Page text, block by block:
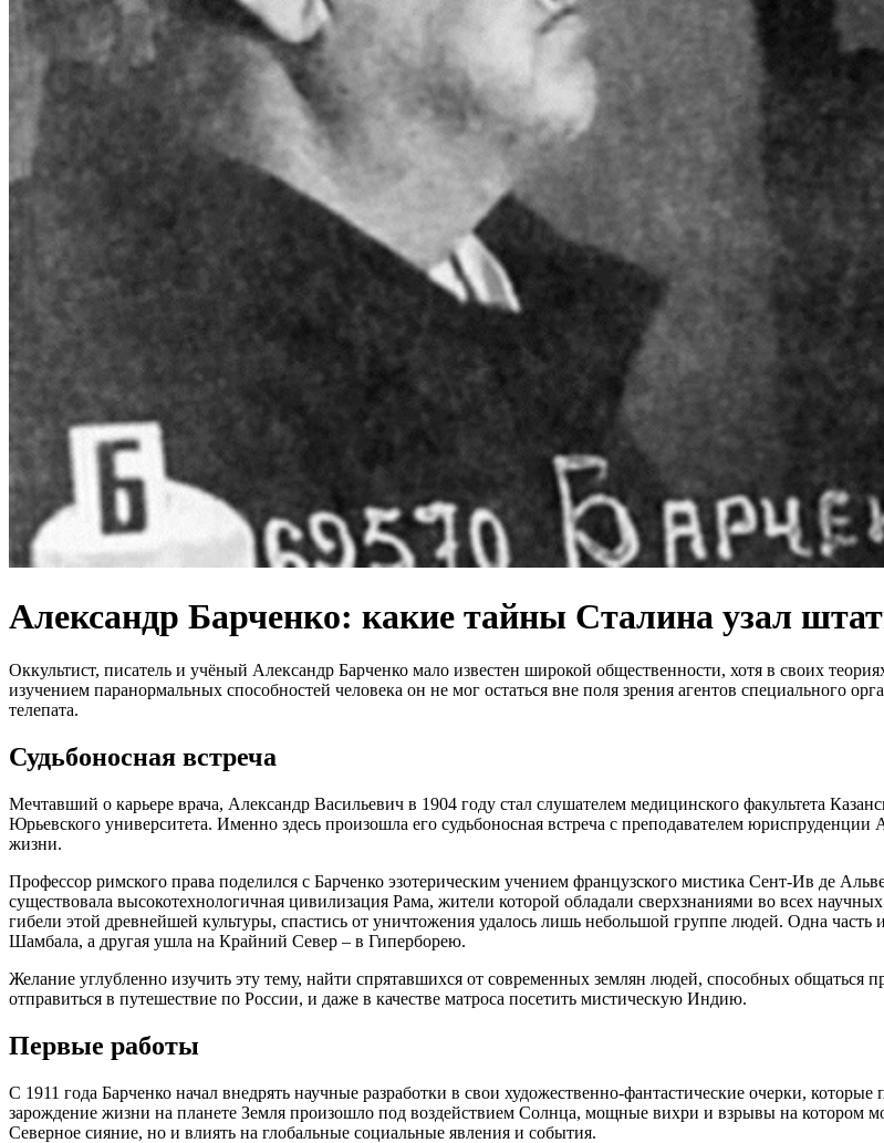
Александр Барченко: какие тайны Сталина узал
Оккультист, писатель и учёный Александр Барченко мало известен широкой общественности, хотя в своих
изучением паранормальных способностей человека он не мог остаться вне поля зрения агентов специального
телепата.
Судьбоносная встреча
Мечтавший о карьере врача, Александр Васильевич в 1904 году стал слушателем медицинского факультета
Юрьевского университета. Именно здесь произошла его судьбоносная встреча с преподавателем
жизни.
Профессор римского права поделился с Барченко эзотерическим учением французского мистика Сент-Ив де
существовала высокотехнологичная цивилизация Рама, жители которой обладали сверхзнаниями во всех
гибели этой древнейшей культуры, спастись от уничтожения удалось лишь небольшой группе людей. Одна часть
Шамбала, а другая ушла на Крайний Север – в Гиперборею.
Желание углубленно изучить эту тему, найти спрятавшихся от современных землян людей, способных общаться
отправиться в путешествие по России, и даже в качестве матроса посетить мистическую Индию.
Первые работы
С 1911 года Барченко начал внедрять научные разработки в свои художественно-фантастические очерки,
зарождение жизни на планете Земля произошло под воздействием Солнца, мощные вихри и взрывы на котором
Северное сияние, но и влиять на глобальные социальные явления и события.